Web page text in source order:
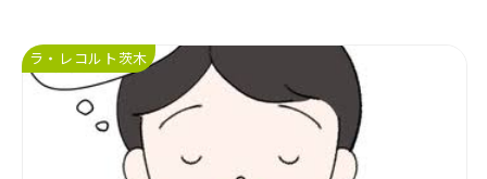
ラ・レコルト茨木